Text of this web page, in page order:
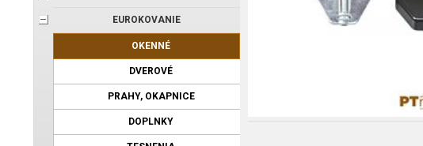
EUROKOVANIE
OKENNÉ
DVEROVÉ
PRAHY, OKAPNICE
DOPLNKY